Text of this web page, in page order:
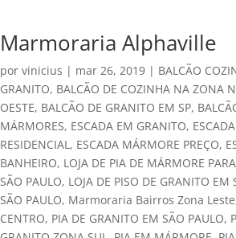
Marmoraria Alphaville
porvinicius | mar 26, 2019 | BALCÃO
GRANITO, BALCÃO DE COZINHA NA ZONA
OESTE, BALCÃO DE GRANITO EM SP,
MÁRMORES, ESCADA EM GRANITO,
RESIDENCIAL , ESCADA MÁRMORE PREÇO,
BANHEIRO, LOJA DE PIA DE MÁRMORE
SÃO PAULO, LOJA DE PISO DE GRANITO EM
SÃO PAULO, Marmoraria Bairros Zona Leste
CENTRO, PIA DE GRANITO EM SÃO PAULO,